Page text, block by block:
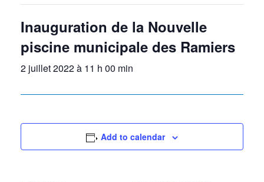
Inauguration de la Nouvelle
piscine municipale des Ramiers
2 juillet 2022 à 11 h 00 min
Add to calendar